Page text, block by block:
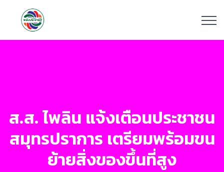
ส.ส. ไพลิน แจ้งเตือนประชาชน
สมุทรปราการ เตรียมพร้อมขน
ย้ายสิ่งของขึ้นที่สูง